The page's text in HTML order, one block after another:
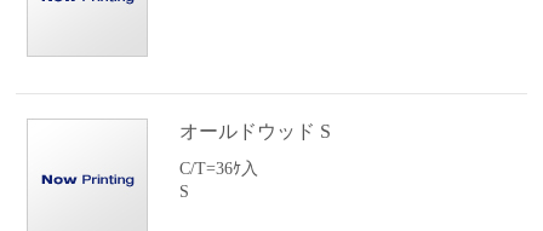
オールドウッド S
C/T=36ｹ入
S